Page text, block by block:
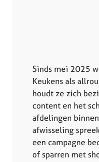
Sinds mei 2025
Keukens als
houdt ze zich
content en het
afdelingen
afwisseling
een campagne
of sparren met